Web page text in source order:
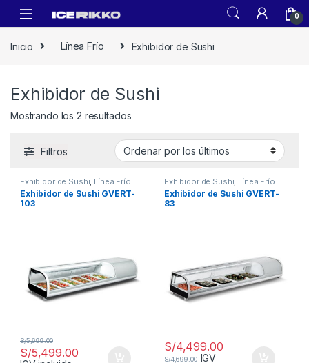
0
Inicio Línea Frío Exhibidor de Sushi
Exhibidor de Sushi
Mostrando los 2 resultados
Filtros
Exhibidor de Sushi Línea Frío
Exhibidor de Sushi GVERT-
103
S/5,499.00
S/5,699.00
Exhibidor de Sushi Línea Frío
Exhibidor de Sushi GVERT-
83
S/4,499.00
S/4,699.00 IGV